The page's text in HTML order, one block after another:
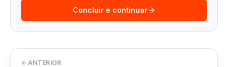
Concluir e continuar
ANTERIOR